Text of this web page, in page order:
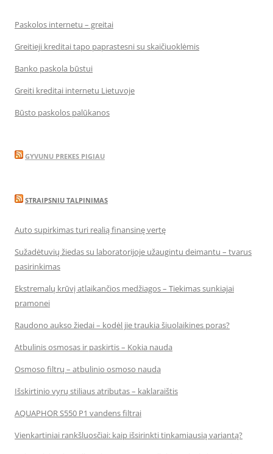
Paskolos internetu – greitai
Greitieji kreditai tapo paprastesni su skaičiuoklėmis
Banko paskola būstui
Greiti kreditai internetu Lietuvoje
Būsto paskolos palūkanos
GYVUNU PREKES PIGIAU
STRAIPSNIU TALPINIMAS
Auto supirkimas turi realią finansinę vertę
Sužadėtuvių žiedas su laboratorijoje užaugintu deimantu – tvarus
pasirinkimas
Ekstremalų krūvį atlaikančios medžiagos – Tiekimas sunkiajai
pramonei
Raudono aukso žiedai – kodėl jie traukia šiuolaikines poras?
Atbulinis osmosas ir paskirtis – Kokia nauda
Osmoso filtrų – atbulinio osmoso nauda
Išskirtinio vyrų stiliaus atributas – kaklaraištis
AQUAPHOR S550 P1 vandens filtrai
Vienkartiniai rankšluosčiai: kaip išsirinkti tinkamiausią variantą?